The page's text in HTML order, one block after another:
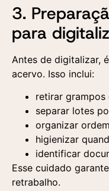
3.
para
Antes de digitalizar,
acervo. Isso inclui:
retirar grampos
separar lotes
organizar
higienizar
identificar
Esse cuidado
retrabalho.